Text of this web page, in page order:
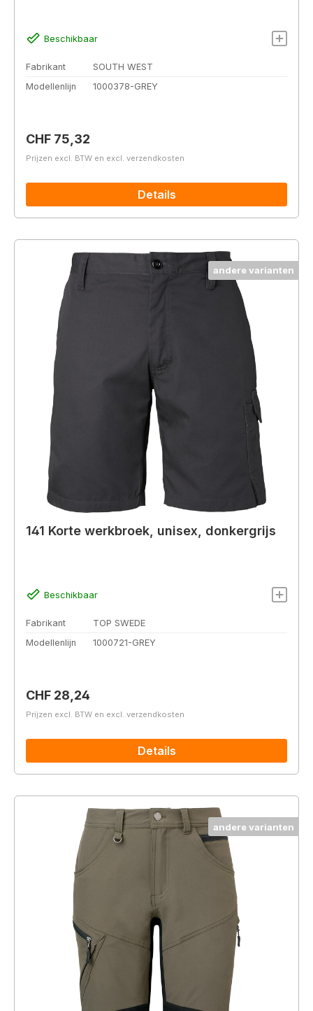
Beschikbaar
Fabrikant
SOUTH WEST
Modellenlijn
1000378-GREY
Normale prijs:
CHF 75,32
Prijzen excl. BTW en excl. verzendkosten
Details
andere varianten
141 Korte werkbroek, unisex, donkergrijs
Beschikbaar
Fabrikant
TOP SWEDE
Modellenlijn
1000721-GREY
Normale prijs:
CHF 28,24
Prijzen excl. BTW en excl. verzendkosten
Details
andere varianten